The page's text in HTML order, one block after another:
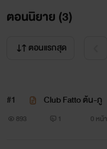
อิมเมจไม่มีส่วนเกี่ย
ตอนนิยาย (3)
ตอนแรกสุด
#1 Club Fatto ต้น-ภู
893 1 0 หน้า